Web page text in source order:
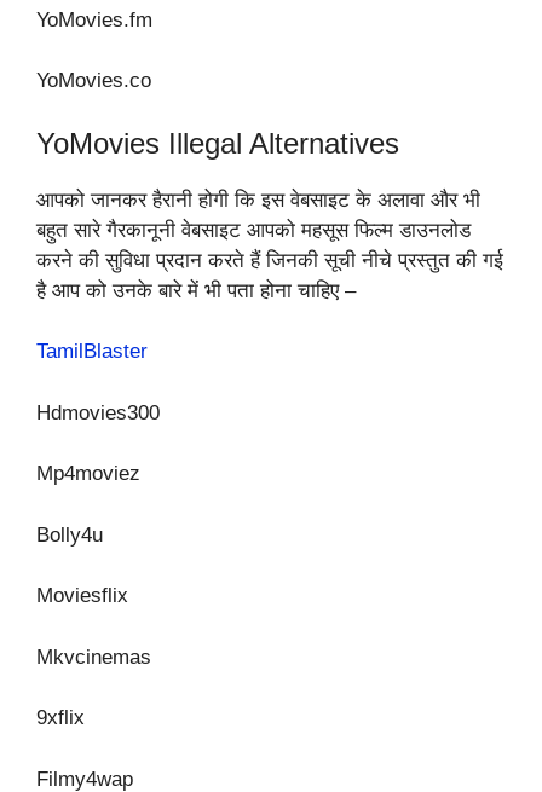
YoMovies.fm
YoMovies.co
YoMovies Illegal Alternatives
आपको जानकर हैरानी होगी कि इस वेबसाइट के अलावा और भी
बहुत सारे गैरकानूनी वेबसाइट आपको महसूस फिल्म डाउनलोड
करने की सुविधा प्रदान करते हैं जिनकी सूची नीचे प्रस्तुत की गई
है आप को उनके बारे में भी पता होना चाहिए –
TamilBlaster
Hdmovies300
Mp4moviez
Bolly4u
Moviesflix
Mkvcinemas
9xflix
Filmy4wap